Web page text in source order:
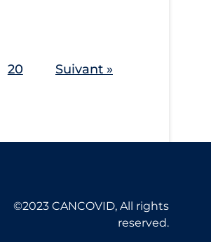
20 Suivant »
©2023 CANCOVID, All rights
reserved.